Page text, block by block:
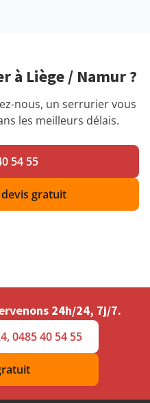
à Liège / Namur ?
nous, un serrurier vous
les meilleurs délais.
54 55
gratuit
24h/24, 7j/7.
0485 40 54 55